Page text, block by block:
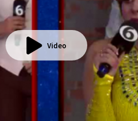
Video